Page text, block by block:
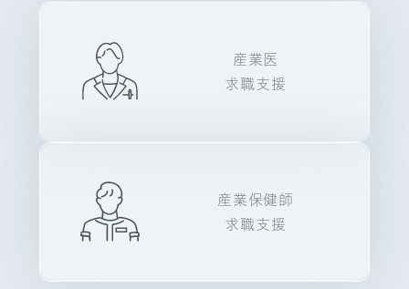
産業医
求職支援
産業保健師
求職支援